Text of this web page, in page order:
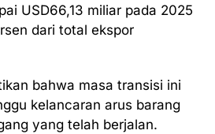
USD66,13 miliar pada 2025
dari total ekspor
bahwa masa transisi ini
kelancaran arus barang
yang telah berjalan.